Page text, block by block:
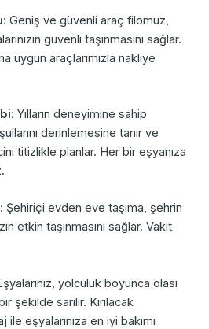
: Geniş ve güvenli araç filomuz,
güvenli taşınmasını sağlar.
uygun araçlarımızla nakliye
: Yılların deneyimine sahip
derinlemesine tanır ve
titizlikle planlar. Her bir eşyanıza
: Şehiriçi evden eve taşıma, şehrin
etkin taşınmasını sağlar. Vakit
yolculuk boyunca olası
şekilde sarılır. Kırılacak
ile eşyalarınıza en iyi bakımı